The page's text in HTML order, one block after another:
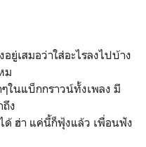
ยู่เสมอว่าใส่อะไรลงไปบ้าง
ม
ในแบ็กกราวน์ทั้งเพลง มี
ง
ด้ ฮ่า แค่นี้ก็ฟุ้งแล้ว เพื่อนฟัง